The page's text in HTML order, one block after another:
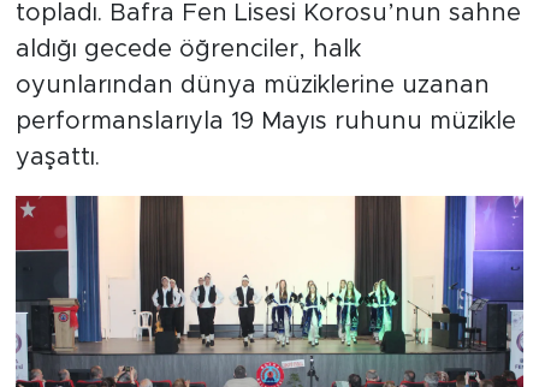
topladı. Bafra Fen Lisesi Korosu’nun sahne
aldığı gecede öğrenciler, halk
oyunlarından dünya müziklerine uzanan
performanslarıyla 19 Mayıs ruhunu müzikle
yaşattı.